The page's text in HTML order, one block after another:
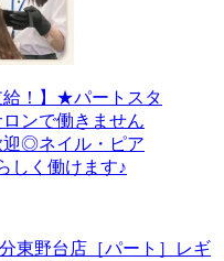
給！】★パートスタ
ンで働きません
迎◎ネイル・ピア
しく働けます♪
東野台店［パート］レギ